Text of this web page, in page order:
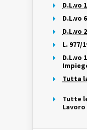
D.L.vo
D.L.vo
D.L.vo
L. 977/
D.L.vo
Tutta
Tutte
Lavoro